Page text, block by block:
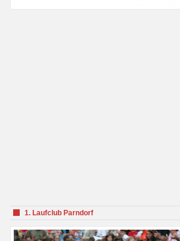
1. Laufclub Parndorf